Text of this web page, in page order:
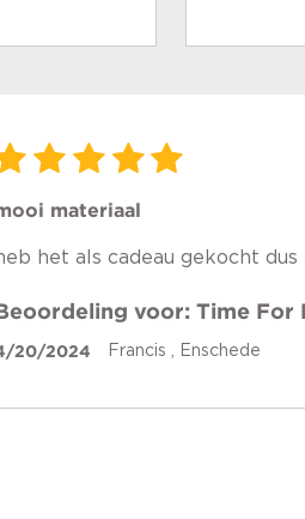
materiaal
het als cadeau gekocht
voor: Time For
20/2024 Francis , Enschede